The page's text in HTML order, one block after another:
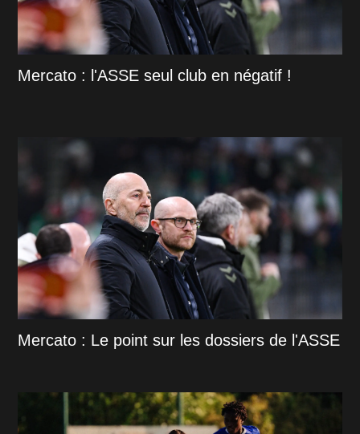
Mercato : l'ASSE seul club en négatif !
Mercato : Le point sur les dossiers de l'ASSE